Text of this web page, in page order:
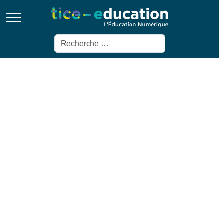
Mobile Menu Toggle
Rechercher